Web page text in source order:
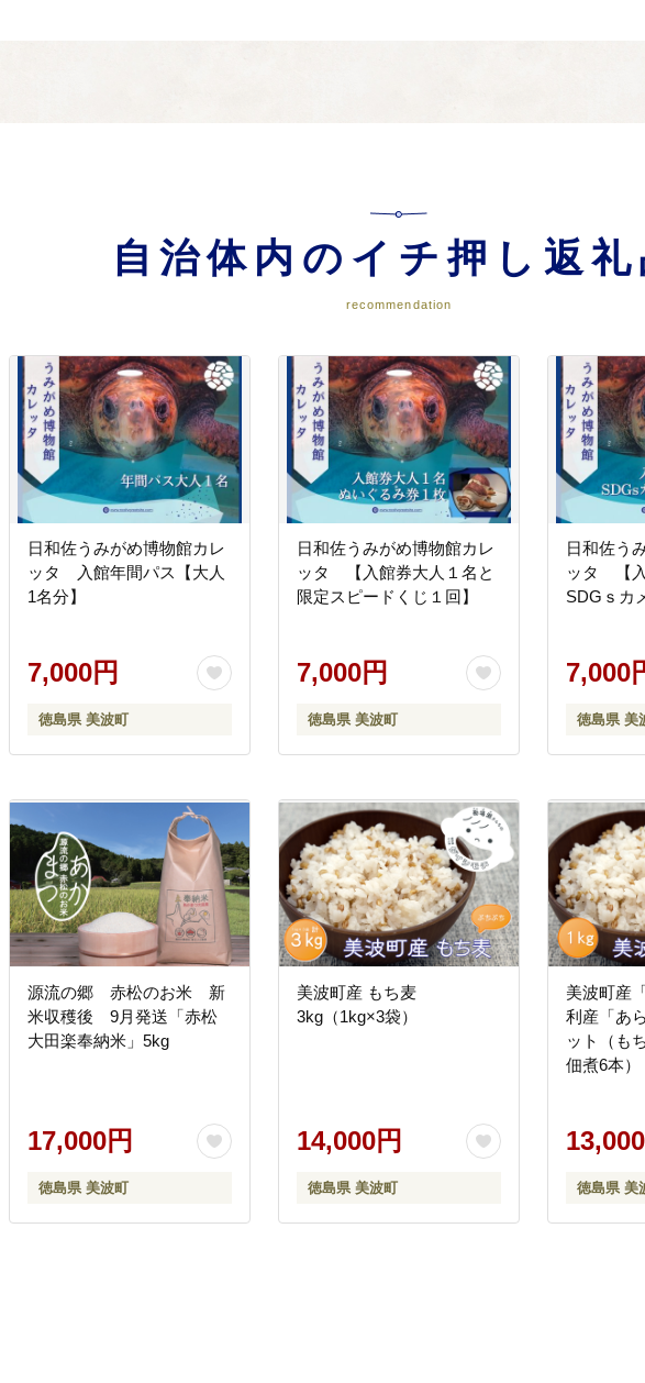
・学校教育の充実・社会教育の充実・伝統行事の伝承 などに活用させていただきます。
5.町長お任せメニュー
特にご希望がない場合は、寄附金の使い道を町長にお任せください。
自治体内のイチ押し返
recommendation
日和佐うみがめ博物館カレ
ッタ 入館年間パス【大人
1名分】
7,000円
徳島県 美波町
日和佐うみがめ博物館カレ
ッタ 【入館券大人１名と
限定スピードくじ１回】
7,000円
徳島県 美波町
日和佐う
ッタ 【
SDGｓカ
7,000
徳島県 美
源流の郷 赤松のお米 新
米収穫後 9月発送「赤松
大田楽奉納米」5kg
17,000円
徳島県 美波町
美波町産 もち麦
3kg（1kg×3袋）
14,000円
徳島県 美波町
美波町産
利産「あ
ット（も
佃煮6本）
徳島県 美